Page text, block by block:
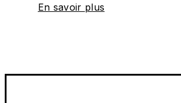
En savoir plus